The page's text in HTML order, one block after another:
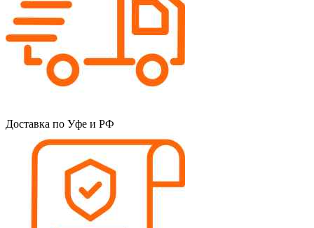
Доставка по Уфе и РФ